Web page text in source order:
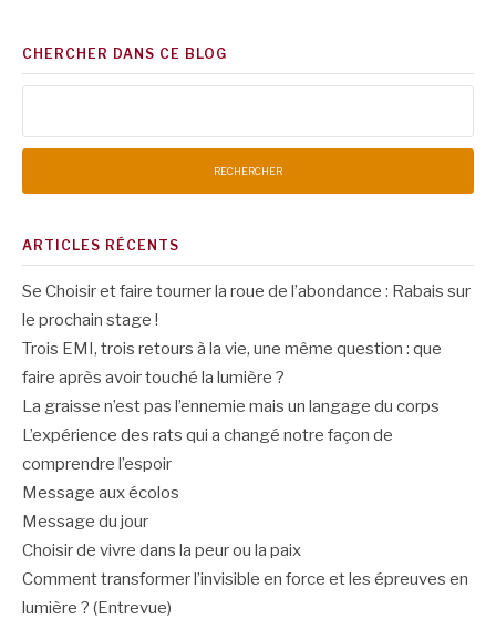
CHERCHER DANS CE BLOG
ARTICLES RÉCENTS
Se Choisir et faire tourner la roue de l’abondance : Rabais sur
le prochain stage !
Trois EMI, trois retours à la vie, une même question : que
faire après avoir touché la lumière ?
La graisse n’est pas l’ennemie mais un langage du corps
L’expérience des rats qui a changé notre façon de
comprendre l’espoir
Message aux écolos
Message du jour
Choisir de vivre dans la peur ou la paix
Comment transformer l’invisible en force et les épreuves en
lumière ? (Entrevue)